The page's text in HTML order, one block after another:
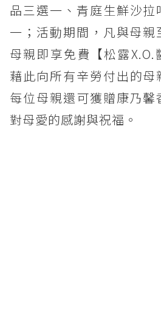
品三選一、青庭生鮮沙
一；活動期間，凡與母親
母親即享免費【松露X.O.
藉此向所有辛勞付出的母
每位母親還可獲贈康乃
對母愛的感謝與祝福。